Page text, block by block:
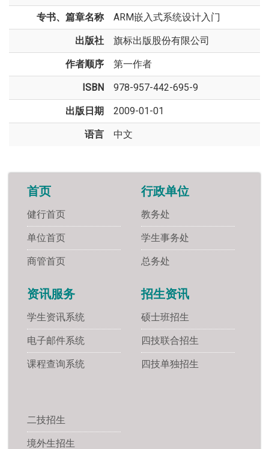
专书、篇章名称 ARM嵌入式系统设计入门
出版社 旗标出版股份有限公司
作者顺序 第一作者
ISBN 978-957-442-695-9
出版日期 2009-01-01
语言 中文
首页
健行首页
单位首页
商管首页
行政单位
教务处
学生事务处
总务处
资讯服务
学生资讯系统
电子邮件系统
课程查询系统
招生资讯
硕士班招生
四技联合招生
四技单独招生
二技招生
境外生招生